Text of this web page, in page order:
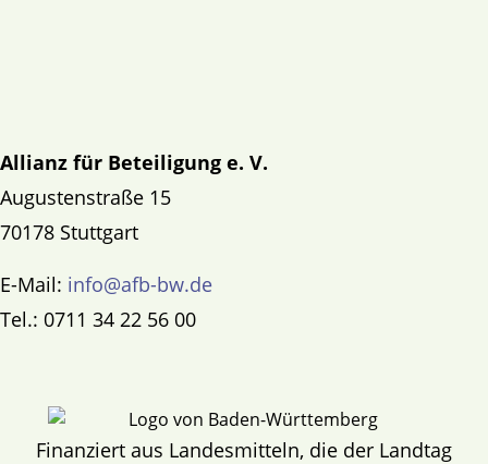
Allianz für Beteiligung e. V.
Augustenstraße 15
70178 Stuttgart
E-Mail: info@afb-bw.de
Tel.: 0711 34 22 56 00
Finanziert aus Landesmitteln, die der Landtag